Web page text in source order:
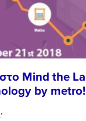
Mind the
by metro!